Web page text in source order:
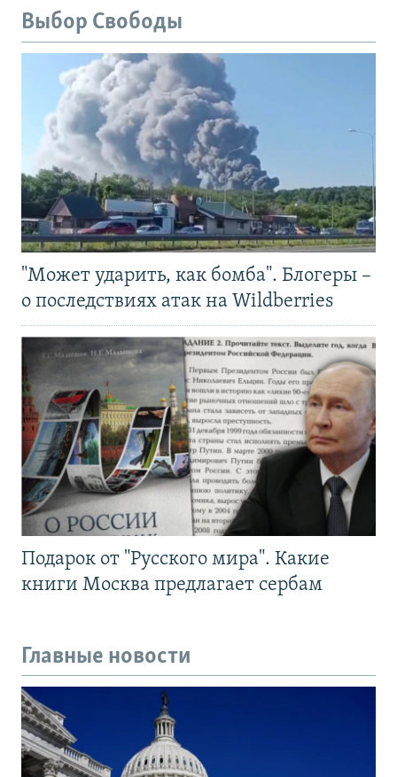
Выбор Свободы
"Может ударить, как бомба". Блогеры –
о последствиях атак на Wildberries
Подарок от "Русского мира". Какие
книги Москва предлагает сербам
Главные новости